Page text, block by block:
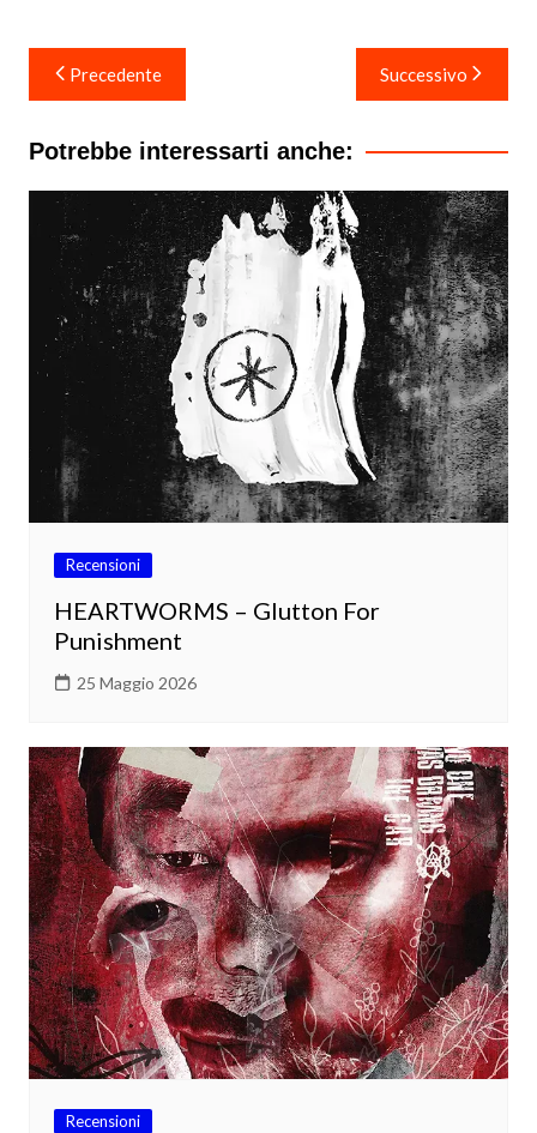
Navigazione
articoli
Precedente Successivo
Potrebbe interessarti anche:
Recensioni
HEARTWORMS – Glutton For
Punishment
25 Maggio 2026
Recensioni